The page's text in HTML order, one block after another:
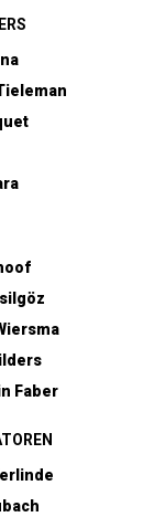
Faber